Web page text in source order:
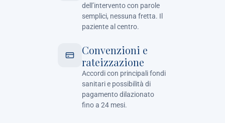
dell’intervento con parole
semplici, nessuna fretta. Il
paziente al centro.
Convenzioni e
rateizzazione
Accordi con principali fondi
sanitari e possibilità di
pagamento dilazionato
fino a 24 mesi.